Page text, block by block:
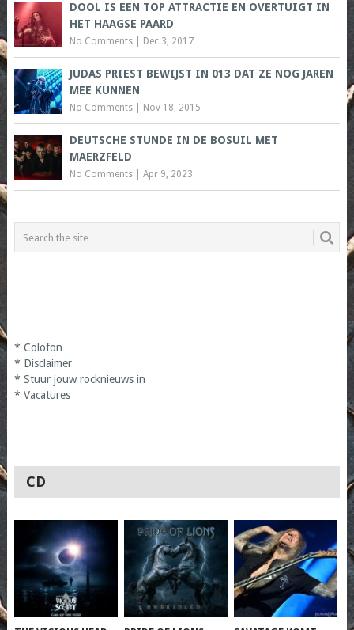
DOOL IS EEN TOP ATTRACTIE EN OVERTUIGT IN
HET HAAGSE PAARD
No Comments| Dec 3, 2017
JUDAS PRIEST BEWIJST IN 013 DAT ZE NOG JAREN
MEE KUNNEN
No Comments| Nov 18, 2015
DEUTSCHE STUNDE IN DE BOSUIL MET
MAERZFELD
No Comments| Apr 9, 2023
* Colofon
* Disclaimer
* Stuur jouw rocknieuws in
* Vacatures
CD